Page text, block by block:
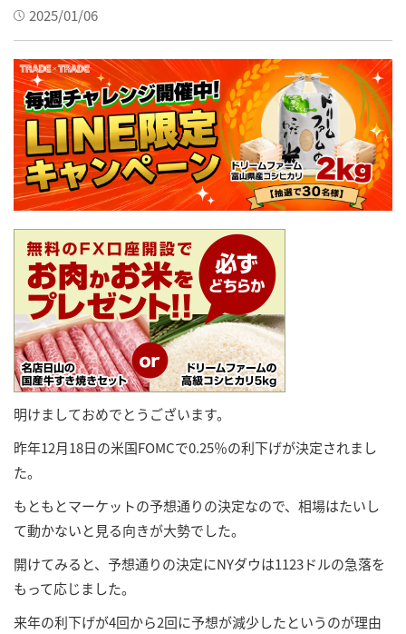
2025/01/06
明けましておめでとうございます。
昨年12月18日の米国FOMCで0.25％の利下げが決定されまし
た。
もともとマーケットの予想通りの決定なので、相場はたいし
て動かないと見る向きが大勢でした。
開けてみると、予想通りの決定にNYダウは1123ドルの急落を
もって応じました。
来年の利下げが4回から2回に予想が減少したというのが理由